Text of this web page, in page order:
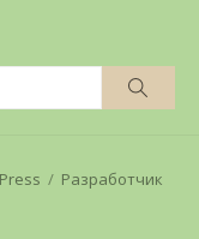
/ Разработчик